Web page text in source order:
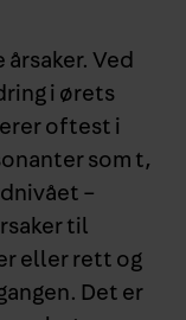
Ved
i ørets
oftest i
som t,
–
til
eller rett og
Det er